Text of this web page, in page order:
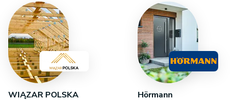
WIĄZAR POLSKA Hörmann